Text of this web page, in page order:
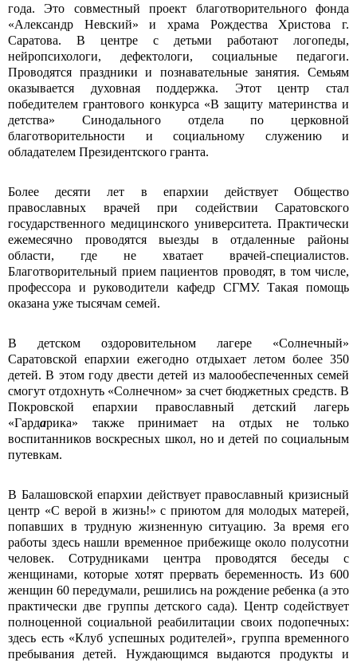
года. Это совместный проект благотворительного фонда
«Александр Невский» и храма Рождества Христова г.
Саратова. В центре с детьми работают логопеды,
нейропсихологи, дефектологи, социальные педагоги.
Проводятся праздники и познавательные занятия. Семьям
оказывается духовная поддержка. Этот центр стал
победителем грантового конкурса «В защиту материнства и
детства» Синодального отдела по церковной
благотворительности и социальному служению и
обладателем Президентского гранта.
Более десяти лет в епархии действует Общество
православных врачей при содействии Саратовского
государственного медицинского университета. Практически
ежемесячно проводятся выезды в отдаленные районы
области, где не хватает врачей-специалистов.
Благотворительный прием пациентов проводят, в том числе,
профессора и руководители кафедр СГМУ. Такая помощь
оказана уже тысячам семей.
В детском оздоровительном лагере «Солнечный»
Саратовской епархии ежегодно отдыхает летом более 350
детей. В этом году двести детей из малообеспеченных семей
смогут отдохнуть «Солнечном» за счет бюджетных средств. В
Покровской епархии православный детский лагерь
«Гардарика» также принимает на отдых не только
воспитанников воскресных школ, но и детей по социальным
путевкам.
В Балашовской епархии действует православный кризисный
центр «С верой в жизнь!» с приютом для молодых матерей,
попавших в трудную жизненную ситуацию. За время его
работы здесь нашли временное прибежище около полусотни
человек. Сотрудниками центра проводятся беседы с
женщинами, которые хотят прервать беременность. Из 600
женщин 60 передумали, решились на рождение ребенка (а это
практически две группы детского сада). Центр содействует
полноценной социальной реабилитации своих подопечных:
здесь есть «Клуб успешных родителей», группа временного
пребывания детей. Нуждающимся выдаются продукты и